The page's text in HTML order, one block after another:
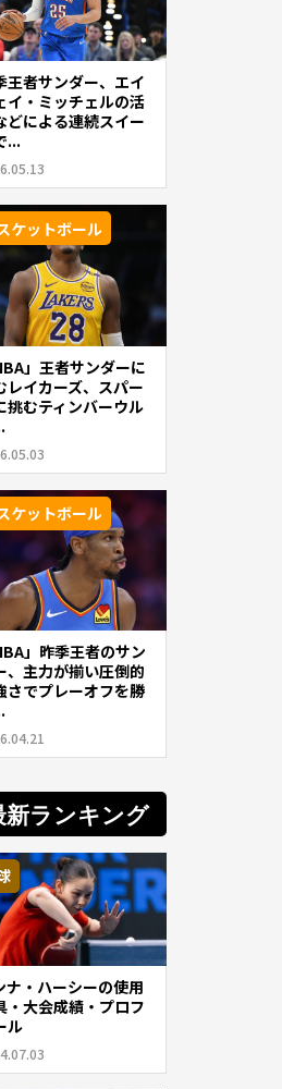
王者サンダー、エイ
イ・ミッチェルの活
どによる連続スイー
...
ケットボール
」王者サンダーに
レイカーズ、スパー
挑むティンバーウル
ケットボール
」昨季王者のサン
、主力が揃い圧倒的
さでプレーオフを勝
新ランキング
ナ・ハーシーの使用
・大会成績・プロフ
ル